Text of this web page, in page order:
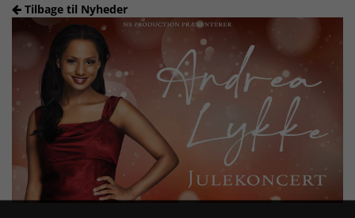
Tilbage til Nyheder